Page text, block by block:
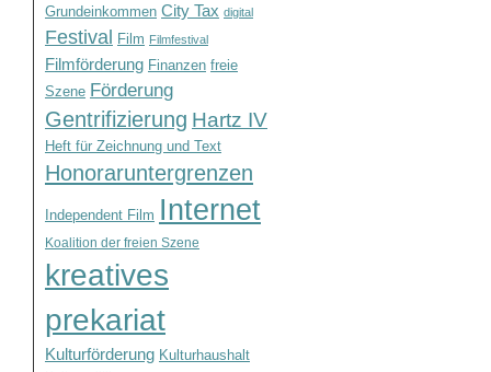
Grundeinkommen City Tax digital
Festival Film Filmfestival
Filmförderung Finanzen freie
Szene Förderung
Gentrifizierung Hartz IV
Heft für Zeichnung und Text
Honoraruntergrenzen
Independent Film Internet
Koalition der freien Szene
kreatives
prekariat
Kulturförderung Kulturhaushalt